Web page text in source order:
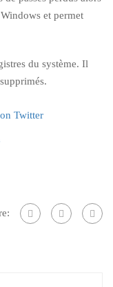
et permet
du système. Il
on Twitter